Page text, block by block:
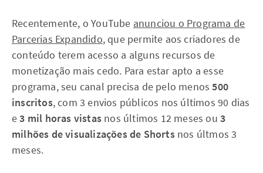
Recentemente, o YouTube anunciou o Programa de
Parcerias Expandido, que permite aos criadores de
conteúdo terem acesso a alguns recursos de
monetização mais cedo. Para estar apto a esse
programa, seu canal precisa de pelo menos500
inscritos, com 3 envios públicos nos últimos 90 dias
e3 mil horas vistas nos últimos 12 meses ou3
milhões de visualizações de Shorts nos últmos 3
meses.